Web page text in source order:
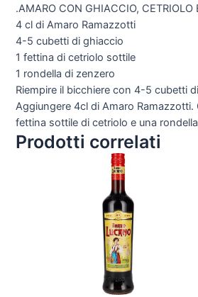
.AMARO CON GHIACCIO, CETRIOLO
4 cl di Amaro Ramazzotti
4-5 cubetti di ghiaccio
1 fettina di cetriolo sottile
1 rondella di zenzero
Riempire il bicchiere con 4-5 cubetti
Aggiungere 4cl di Amaro Ramazzotti.
fettina sottile di cetriolo e una
Prodotti correlati